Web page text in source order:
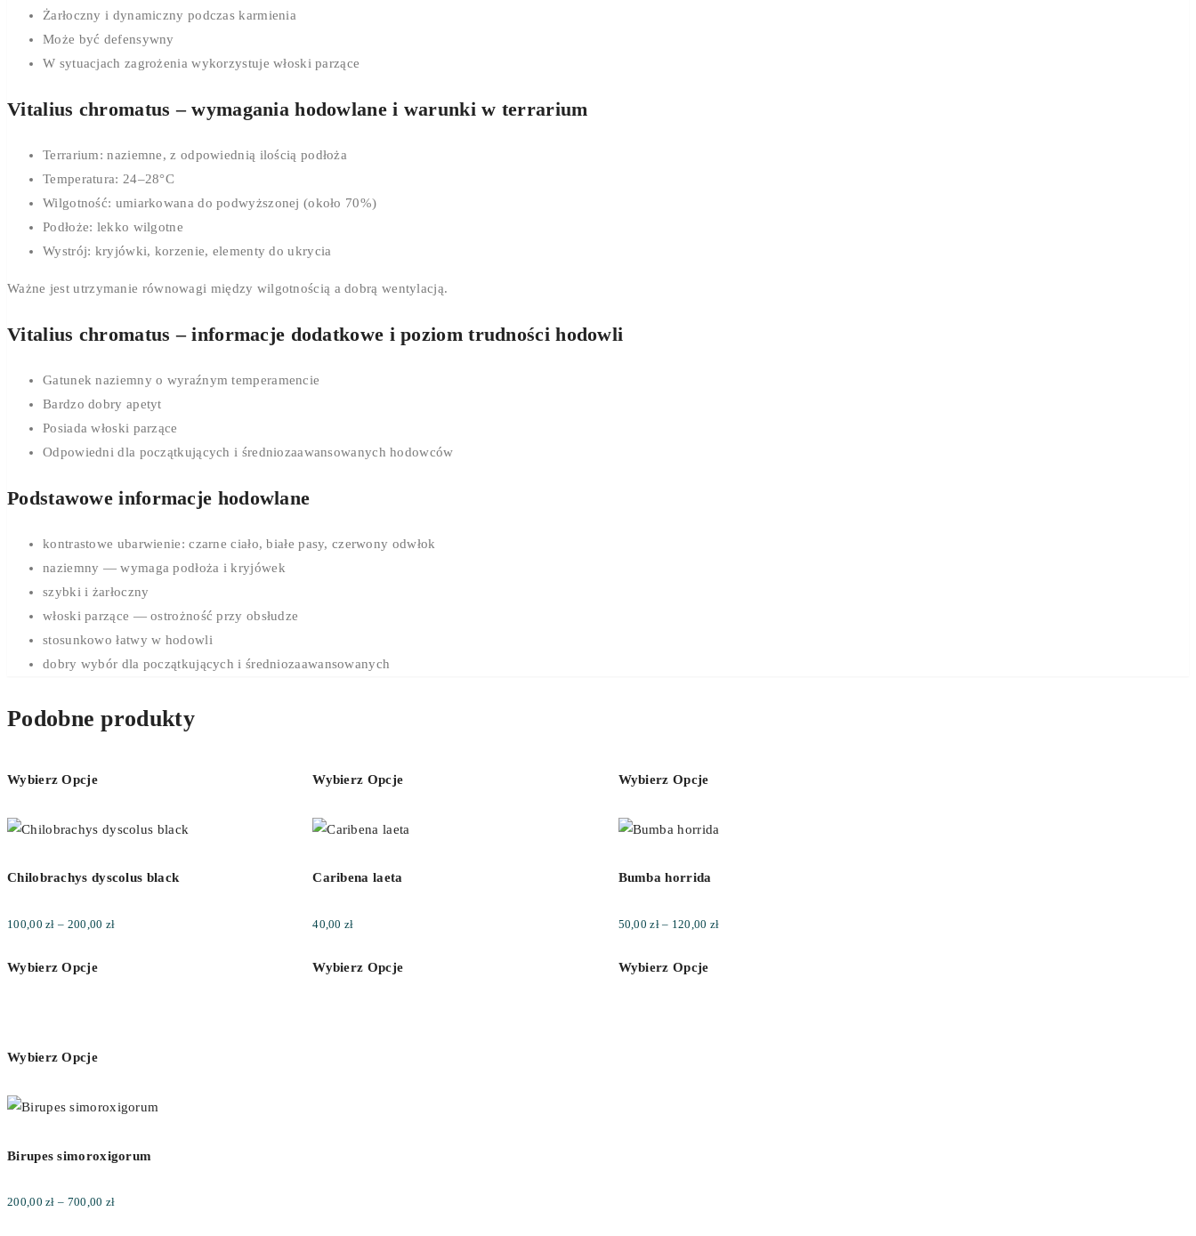
Żarłoczny i dynamiczny podczas karmienia
Może być defensywny
W sytuacjach zagrożenia wykorzystuje włoski parzące
Vitalius chromatus – wymagania hodowlane i warunki w terrarium
Terrarium: naziemne, z odpowiednią ilością podłoża
Temperatura: 24–28°C
Wilgotność: umiarkowana do podwyższonej (około 70%)
Podłoże: lekko wilgotne
Wystrój: kryjówki, korzenie, elementy do ukrycia
Ważne jest utrzymanie równowagi między wilgotnością a dobrą wentylacją.
Vitalius chromatus – informacje dodatkowe i poziom trudności hodowli
Gatunek naziemny o wyraźnym temperamencie
Bardzo dobry apetyt
Posiada włoski parzące
Odpowiedni dla początkujących i średniozaawansowanych hodowców
Podstawowe informacje hodowlane
kontrastowe ubarwienie: czarne ciało, białe pasy, czerwony odwłok
naziemny — wymaga podłoża i kryjówek
szybki i żarłoczny
włoski parzące — ostrożność przy obsłudze
stosunkowo łatwy w hodowli
dobry wybór dla początkujących i średniozaawansowanych
Podobne produkty
Wybierz Opcje
Chilobrachys dyscolus black
100,00zł – 200,00 złZakres
Wybierz Opcje
Wybierz Opcje
Caribena laeta
40,00zł
Wybierz Opcje
Wybierz Opcje
Bumba horrida
50,00zł – 120,00 złZakres
Wybierz Opcje
Wybierz Opcje
Birupes simoroxigorum
200,00zł – 700,00 złZakres